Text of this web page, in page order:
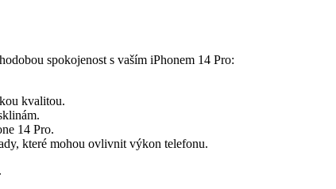
spokojenost s vaším iPhonem 14 Pro:
kvalitou.
14 Pro.
které mohou ovlivnit výkon telefonu.